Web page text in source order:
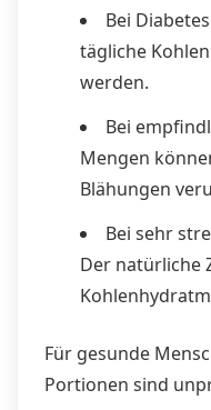
Bei
tägliche
werden.
Bei
Mengen
Blähungen
Bei sehr
Der natürliche
Für gesunde
Portionen sind